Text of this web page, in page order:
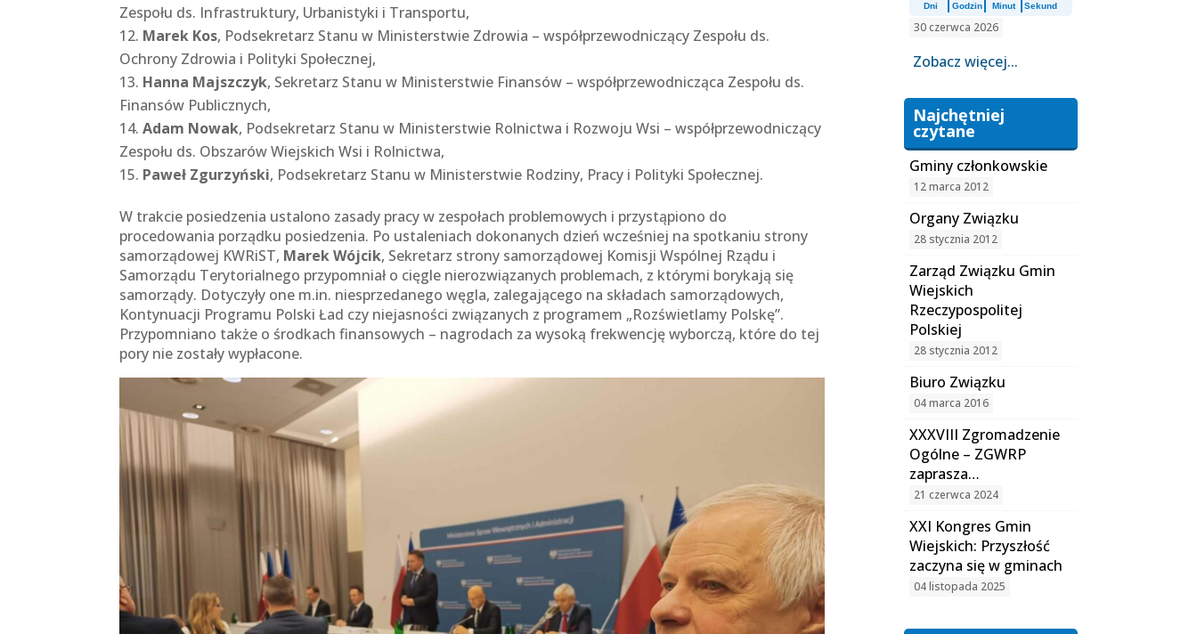
Zespołu ds. Infrastruktury, Urbanistyki i Transportu,
Marek Kos, Podsekretarz Stanu w Ministerstwie Zdrowia – współprzewodniczący Zespołu ds.
Ochrony Zdrowia i Polityki Społecznej,
Hanna Majszczyk, Sekretarz Stanu w Ministerstwie Finansów – współprzewodnicząca Zespołu ds.
Finansów Publicznych,
Adam Nowak, Podsekretarz Stanu w Ministerstwie Rolnictwa i Rozwoju Wsi – współprzewodniczący
Zespołu ds. Obszarów Wiejskich Wsi i Rolnictwa,
Paweł Zgurzyński, Podsekretarz Stanu w Ministerstwie Rodziny, Pracy i Polityki Społecznej.
W trakcie posiedzenia ustalono zasady pracy w zespołach problemowych i przystąpiono do
procedowania porządku posiedzenia. Po ustaleniach dokonanych dzień wcześniej na spotkaniu strony
samorządowej KWRiST, Marek Wójcik, Sekretarz strony samorządowej Komisji Wspólnej Rządu i
Samorządu Terytorialnego przypomniał o cięgle nierozwiązanych problemach, z którymi borykają się
samorządy. Dotyczyły one m.in. niesprzedanego węgla, zalegającego na składach samorządowych,
Kontynuacji Programu Polski Ład czy niejasności związanych z programem „Rozświetlamy Polskę”.
Przypomniano także o środkach finansowych – nagrodach za wysoką frekwencję wyborczą, które do tej
pory nie zostały wypłacone.
Dni Godzin Minut Sekund
30 czerwca 2026
Zobacz więcej...
Najchętniej
czytane
Gminy członkowskie
12 marca 2012
Organy Związku
28 stycznia 2012
Zarząd Związku Gmin
Wiejskich
Rzeczypospolitej
Polskiej
28 stycznia 2012
Biuro Związku
04 marca 2016
XXXVIII Zgromadzenie
Ogólne – ZGWRP
zaprasza…
21 czerwca 2024
XXI Kongres Gmin
Wiejskich: Przyszłość
zaczyna się w gminach
04 listopada 2025